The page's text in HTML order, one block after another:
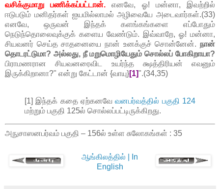
வசிக்குமாறு பணிக்கப்பட்டான். எனவே, ஓ! மன்னா, இவற்றில்
ஈடுபடும் மனிதர்கள் ஐயமில்லாமல் அழிவையே அடைவார்கள்.(33)
எனவே, ஒருவன் இந்தக் களங்கங்களை எப்போதும்
நெடுந்தொலைவுக்குக் களைய வேண்டும். இவ்வாறே, ஓ! மன்னா,
சியவனர் செய்த சாதனையை நான் உனக்குச் சொன்னேன். நான்
தொடரட்டுமா? அல்லது, நீ மறுமொழியேதும் சொல்லப் போகிறாயா?
பிராமணரான சியவனரைவிட உயர்ந்த க்ஷத்திரியன் எவனும்
இருக்கிறானா?" என்று கேட்டான் {வாயு}[1]".(34,35)
[1] இந்தக் கதை ஏற்கனவேவனபர்வத்தில் பகுதி 124
மற்றும் பகுதி 125ல் சொல்லப்பட்டிருக்கிறது.
அநுசாஸனபர்வம் பகுதி – 156ல் உள்ள சுலோகங்கள் : 35
ஆங்கிலத்தில் | In
English